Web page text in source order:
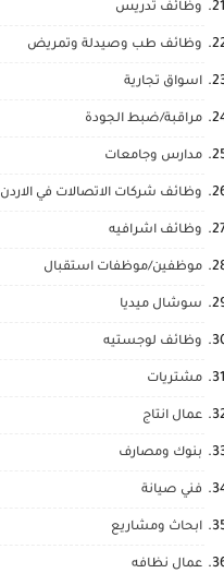
وظائف تدريس
وظائف طب وصيدلة وتمريض
اسواق تجارية
مراقبة/ضبط الجودة
مدارس وجامعات
وظائف شركات الاتصالات في الاردن
وظائف اشرافيه
موظفين/موظفات استقبال
سوشال ميديا
وظائف لوجستيه
مشتريات
عمال انتاج
بنوك ومصارف
فني صيانة
ابحاث ومشاريع
عمال نظافه